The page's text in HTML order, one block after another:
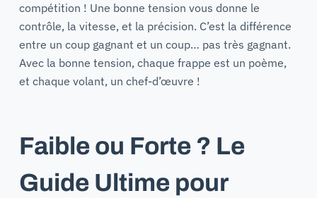
compétition ! Une bonne tension vous donne le
contrôle, la vitesse, et la précision. C’est la différence
entre un coup gagnant et un coup… pas très gagnant.
Avec la bonne tension, chaque frappe est un poème,
et chaque volant, un chef-d’œuvre !
Faible ou Forte ? Le
Guide Ultime pour